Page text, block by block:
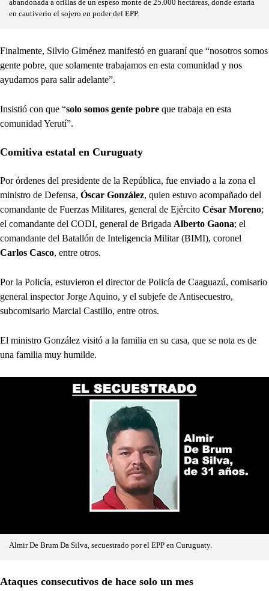
abandonada a orillas de un espeso monte de 25.000 hectáreas, donde estaría
en cautiverio el sojero en poder del EPP.
Finalmente, Silvio Giménez manifestó en guaraní que “nosotros somos
gente pobre, que solamente trabajamos en esta comunidad y nos
ayudamos para salir adelante”.
Insistió con que “solo somos gente pobre que trabaja en esta
comunidad Yerutí”.
Comitiva estatal en Curuguaty
Por órdenes del presidente de la República, fue enviado a la zona el
ministro de Defensa, Óscar González, quien estuvo acompañado del
comandante de Fuerzas Militares, general de Ejército César Moreno;
el comandante del CODI, general de Brigada Alberto Gaona; el
comandante del Batallón de Inteligencia Militar (BIMI), coronel
Carlos Casco, entre otros.
Por la Policía, estuvieron el director de Policía de Caaguazú, comisario
general inspector Jorge Aquino, y el subjefe de Antisecuestro,
subcomisario Marcial Castillo, entre otros.
El ministro González visitó a la familia en su casa, que se nota es de
una familia muy humilde.
Almir De Brum Da Silva, secuestrado por el EPP en Curuguaty.
Ataques consecutivos de hace solo un mes